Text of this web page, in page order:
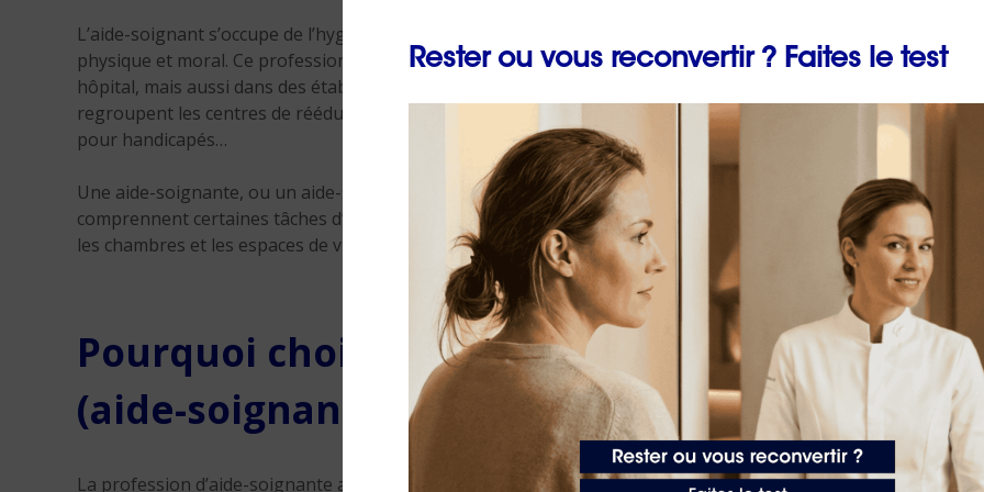
L’aide-soignant s’occupe de l’hygiène de personnes malades ou dépendantes et veille à leur confort
physique et moral. Ce professionnel travaille sous la responsabilité de l’infirmier(e), principalement en
hôpital, mais aussi dans des établissements à caractère sanitaire, social ou médico-social. Ces derniers
regroupent les centres de rééducation, les maisons de retraite, de convalescence, les centres d’accueil
pour handicapés…
Une aide-soignante, ou un aide-soignant, peut être fonctionnaire, ou travailler dans le privé. Ses missions
comprennent certaines tâches d’entretien. Ainsi, elle change la literie et le linge. Et elle nettoie également
les chambres et les espaces de vie.
Pourquoi choisir le métier d’aide-soignante
(aide-soignant) ?
La profession d’aide-soignante assure la sécurité de l’emploi. Les offres sont nombreuses.
Prévenir les maladies
professionnelles en
un bilan de
avec ORIENTACTION
50 messages
d’encouragement
Rester ou vous reconvertir ? Faites le test